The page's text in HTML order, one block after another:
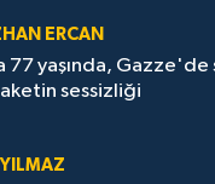
ERCAN
77 yaşında, Gazze'de
sessizliği
YILMAZ